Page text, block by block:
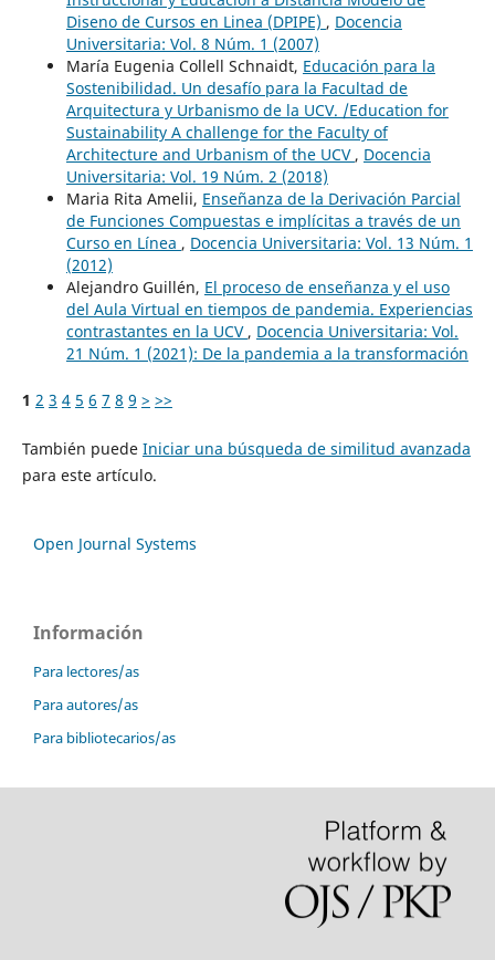
Diseno de Cursos en Linea (DPIPE) , Docencia
Universitaria: Vol. 8 Núm. 1 (2007)
María Eugenia Collell Schnaidt, Educación para la
Sostenibilidad. Un desafío para la Facultad de
Arquitectura y Urbanismo de la UCV. /Education for
Sustainability A challenge for the Faculty of
Architecture and Urbanism of the UCV , Docencia
Universitaria: Vol. 19 Núm. 2 (2018)
Maria Rita Amelii, Enseñanza de la Derivación Parcial
de Funciones Compuestas e implícitas a través de un
Curso en Línea , Docencia Universitaria: Vol. 13 Núm. 1
(2012)
Alejandro Guillén, El proceso de enseñanza y el uso
del Aula Virtual en tiempos de pandemia. Experiencias
contrastantes en la UCV , Docencia Universitaria: Vol.
21 Núm. 1 (2021): De la pandemia a la transformación
1 2 3 4 5 6 7 8 9 > >>
También puede Iniciar una búsqueda de similitud avanzada
para este artículo.
Open Journal Systems
Información
Para lectores/as
Para autores/as
Para bibliotecarios/as